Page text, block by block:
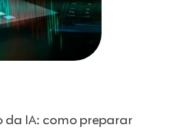
da IA: como preparar